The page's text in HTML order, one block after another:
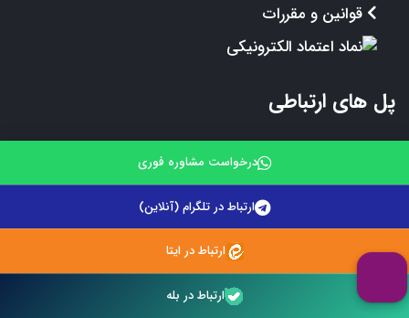
قوانین و مقررات
پل های ارتباطی
مشاوره حقوقی 24 ساعته:
09212242670
مشاوره حقوقی با وکیل:
09216078618
مشاوره حقوقی با وکیل:
09216078618
درخواست مشاوره فوری
ارتباط در تلگرام (آنلاین)
ارتباط در ایتا
ارتباط در بله